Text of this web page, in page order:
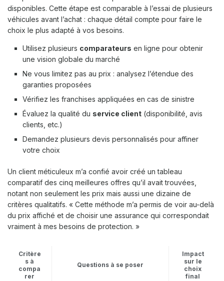
disponibles. Cette étape est comparable à l’essai de plusieurs
véhicules avant l’achat : chaque détail compte pour faire le
choix le plus adapté à vos besoins.
Utilisez plusieurs comparateurs en ligne pour obtenir
une vision globale du marché
Ne vous limitez pas au prix : analysez l’étendue des
garanties proposées
Vérifiez les franchises appliquées en cas de sinistre
Évaluez la qualité du service client (disponibilité, avis
clients, etc.)
Demandez plusieurs devis personnalisés pour affiner
votre choix
Un client méticuleux m’a confié avoir créé un tableau
comparatif des cinq meilleures offres qu’il avait trouvées,
notant non seulement les prix mais aussi une dizaine de
critères qualitatifs. « Cette méthode m’a permis de voir au-delà
du prix affiché et de choisir une assurance qui correspondait
vraiment à mes besoins de protection. »
Critère
s à
compa
rer
Questions à se poser
Impact
sur le
choix
final